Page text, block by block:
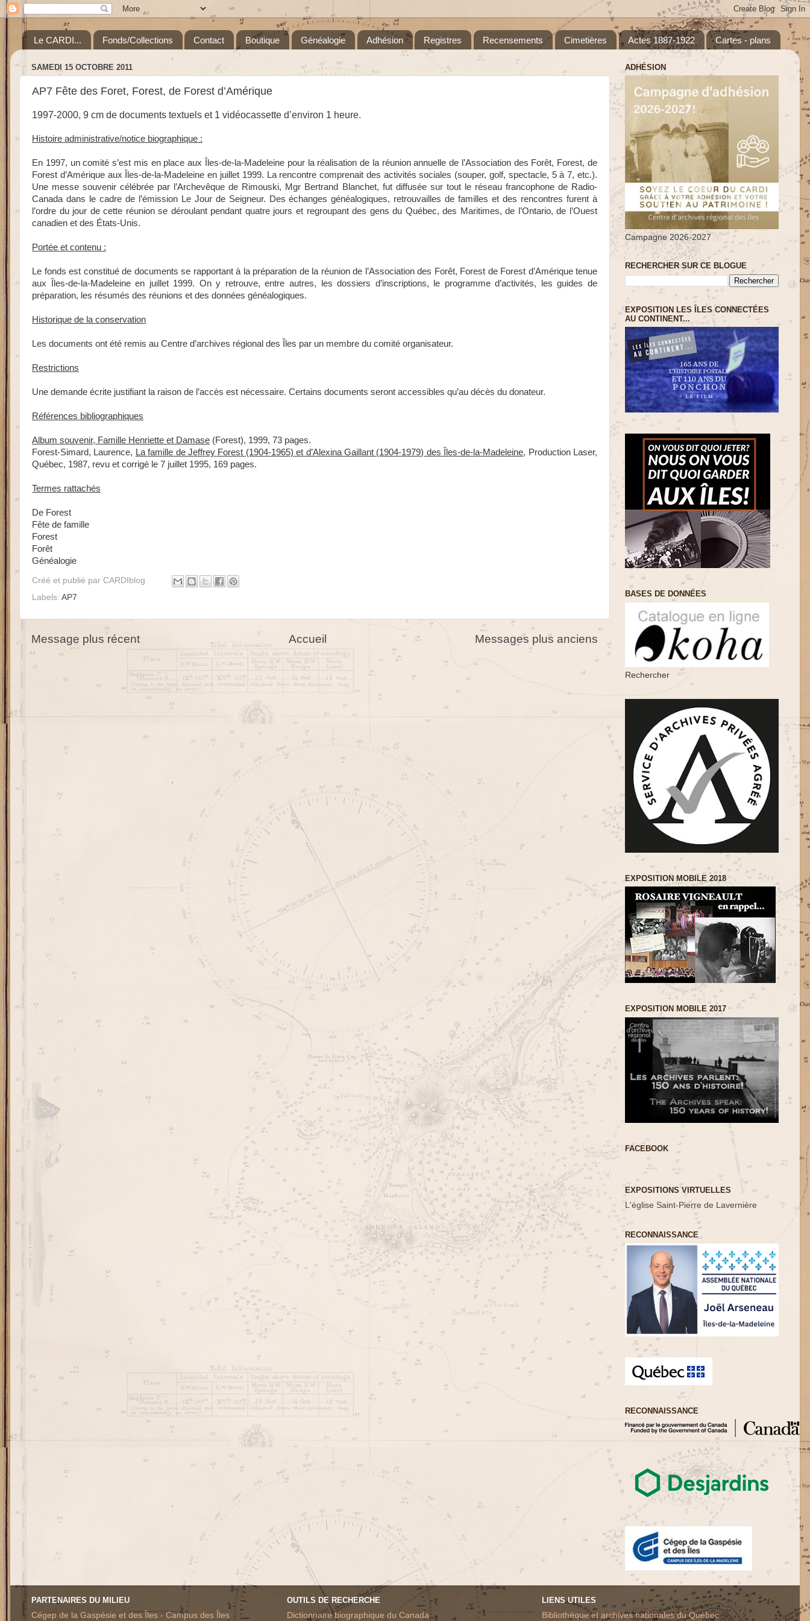
Le CARDI... Fonds/Collections Contact Boutique Généalogie Adhésion Registres Recensements Cimetières Actes 1887-1922 Cartes - plans
SAMEDI 15 OCTOBRE 2011
AP7 Fête des Foret, Forest, de Forest d’Amérique
1997-2000, 9 cm de documents textuels et 1 vidéocassette d’environ 1 heure.
Histoire administrative/notice biographique :
En 1997, un comité s’est mis en place aux Îles-de-la-Madeleine pour la réalisation de la réunion annuelle de l’Association des Forêt, Forest, de
Forest d’Amérique aux Îles-de-la-Madeleine en juillet 1999. La rencontre comprenait des activités sociales (souper, golf, spectacle, 5 à 7, etc.).
Une messe souvenir célébrée par l’Archevêque de Rimouski, Mgr Bertrand Blanchet, fut diffusée sur tout le réseau francophone de Radio-
Canada dans le cadre de l’émission Le Jour de Seigneur. Des échanges généalogiques, retrouvailles de familles et des rencontres furent à
l’ordre du jour de cette réunion se déroulant pendant quatre jours et regroupant des gens du Québec, des Maritimes, de l’Ontario, de l’Ouest
canadien et des États-Unis.
Portée et contenu :
Le fonds est constitué de documents se rapportant à la préparation de la réunion de l’Association des Forêt, Forest de Forest d’Amérique tenue
aux Îles-de-la-Madeleine en juillet 1999. On y retrouve, entre autres, les dossiers d’inscriptions, le programme d’activités, les guides de
préparation, les résumés des réunions et des données généalogiques.
Historique de la conservation
Les documents ont été remis au Centre d’archives régional des Îles par un membre du comité organisateur.
Restrictions
Une demande écrite justifiant la raison de l’accès est nécessaire. Certains documents seront accessibles qu’au décès du donateur.
Références bibliographiques
Album souvenir, Famille Henriette et Damase (Forest), 1999, 73 pages.
Forest-Simard, Laurence, La famille de Jeffrey Forest (1904-1965) et d’Alexina Gaillant (1904-1979) des Îles-de-la-Madeleine, Production Laser,
Québec, 1987, revu et corrigé le 7 juillet 1995, 169 pages.
Termes rattachés
De Forest
Fête de famille
Forest
Forêt
Généalogie
Créé et publié par CARDIblog
Labels: AP7
Message plus récent Messages plus anciens
Accueil
ADHÉSION
Campagne 2026-2027
RECHERCHER SUR CE BLOGUE
EXPOSITION LES ÎLES CONNECTÉES
AU CONTINENT...
BASES DE DONNÉES
Rechercher
EXPOSITION MOBILE 2018
EXPOSITION MOBILE 2017
FACEBOOK
EXPOSITIONS VIRTUELLES
L'église Saint-Pierre de Lavernière
RECONNAISSANCE
RECONNAISSANCE
PARTENAIRES DU MILIEU
Cégep de la Gaspésie et des Îles - Campus des Îles
OUTILS DE RECHERCHE
Dictionnaire biographique du Canada
LIENS UTILES
Bibliothèque et archives nationales du Québec